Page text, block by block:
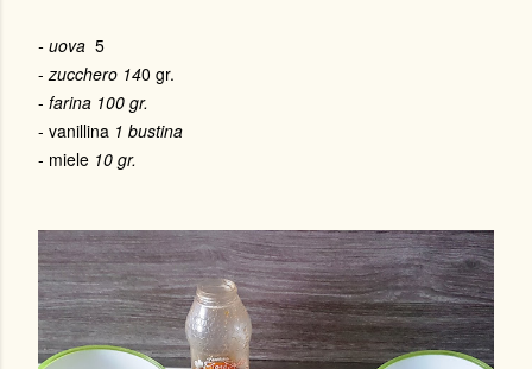
- uova 5
-zucchero 140 gr.
- farina 100 gr.
- vanillina 1 bustina
- miele 10 gr.